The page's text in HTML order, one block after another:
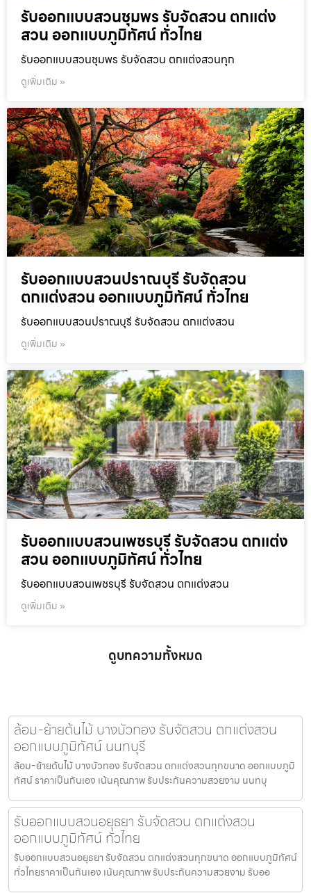
รับออกแบบสวนชุมพร รับจัดสวน ตกแต่ง
สวน ออกแบบภูมิทัศน์ ทั่วไทย
รับออกแบบสวนชุมพร รับจัดสวน ตกแต่งสวนทุก
ดูเพิ่มเติม »
รับออกแบบสวนปราณบุรี รับจัดสวน
ตกแต่งสวน ออกแบบภูมิทัศน์ ทั่วไทย
รับออกแบบสวนปราณบุรี รับจัดสวน ตกแต่งสวน
ดูเพิ่มเติม »
รับออกแบบสวนเพชรบุรี รับจัดสวน ตกแต่ง
สวน ออกแบบภูมิทัศน์ ทั่วไทย
รับออกแบบสวนเพชรบุรี รับจัดสวน ตกแต่งสวน
ดูเพิ่มเติม »
ดูบทความทั้งหมด
ล้อม-ย้ายต้นไม้ บางบัวทอง รับจัดสวน ตกแต่งสวน
ออกแบบภูมิทัศน์ นนทบุรี
ล้อม-ย้ายต้นไม้ บางบัวทอง รับจัดสวน ตกแต่งสวนทุกขนาด ออกแบบภูมิ
ทัศน์ ราคาเป็นกันเอง เน้นคุณภาพ รับประกันความสวยงาม นนทบุ
รับออกแบบสวนอยุธยา รับจัดสวน ตกแต่งสวน
ออกแบบภูมิทัศน์ ทั่วไทย
รับออกแบบสวนอยุธยา รับจัดสวน ตกแต่งสวนทุกขนาด ออกแบบภูมิทัศน์
ทั่วไทยราคาเป็นกันเอง เน้นคุณภาพ รับประกันความสวยงาม รับออ